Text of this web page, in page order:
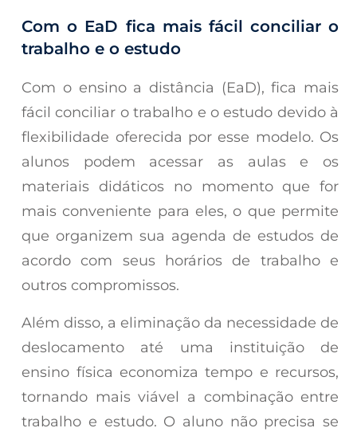
Com o EaD fica mais fácil conciliar o
trabalho e o estudo
Com o ensino a distância (EaD), fica mais
fácil conciliar o trabalho e o estudo devido à
flexibilidade oferecida por esse modelo. Os
alunos podem acessar as aulas e os
materiais didáticos no momento que for
mais conveniente para eles, o que permite
que organizem sua agenda de estudos de
acordo com seus horários de trabalho e
outros compromissos.
Além disso, a eliminação da necessidade de
deslocamento até uma instituição de
ensino física economiza tempo e recursos,
tornando mais viável a combinação entre
trabalho e estudo. O aluno não precisa se